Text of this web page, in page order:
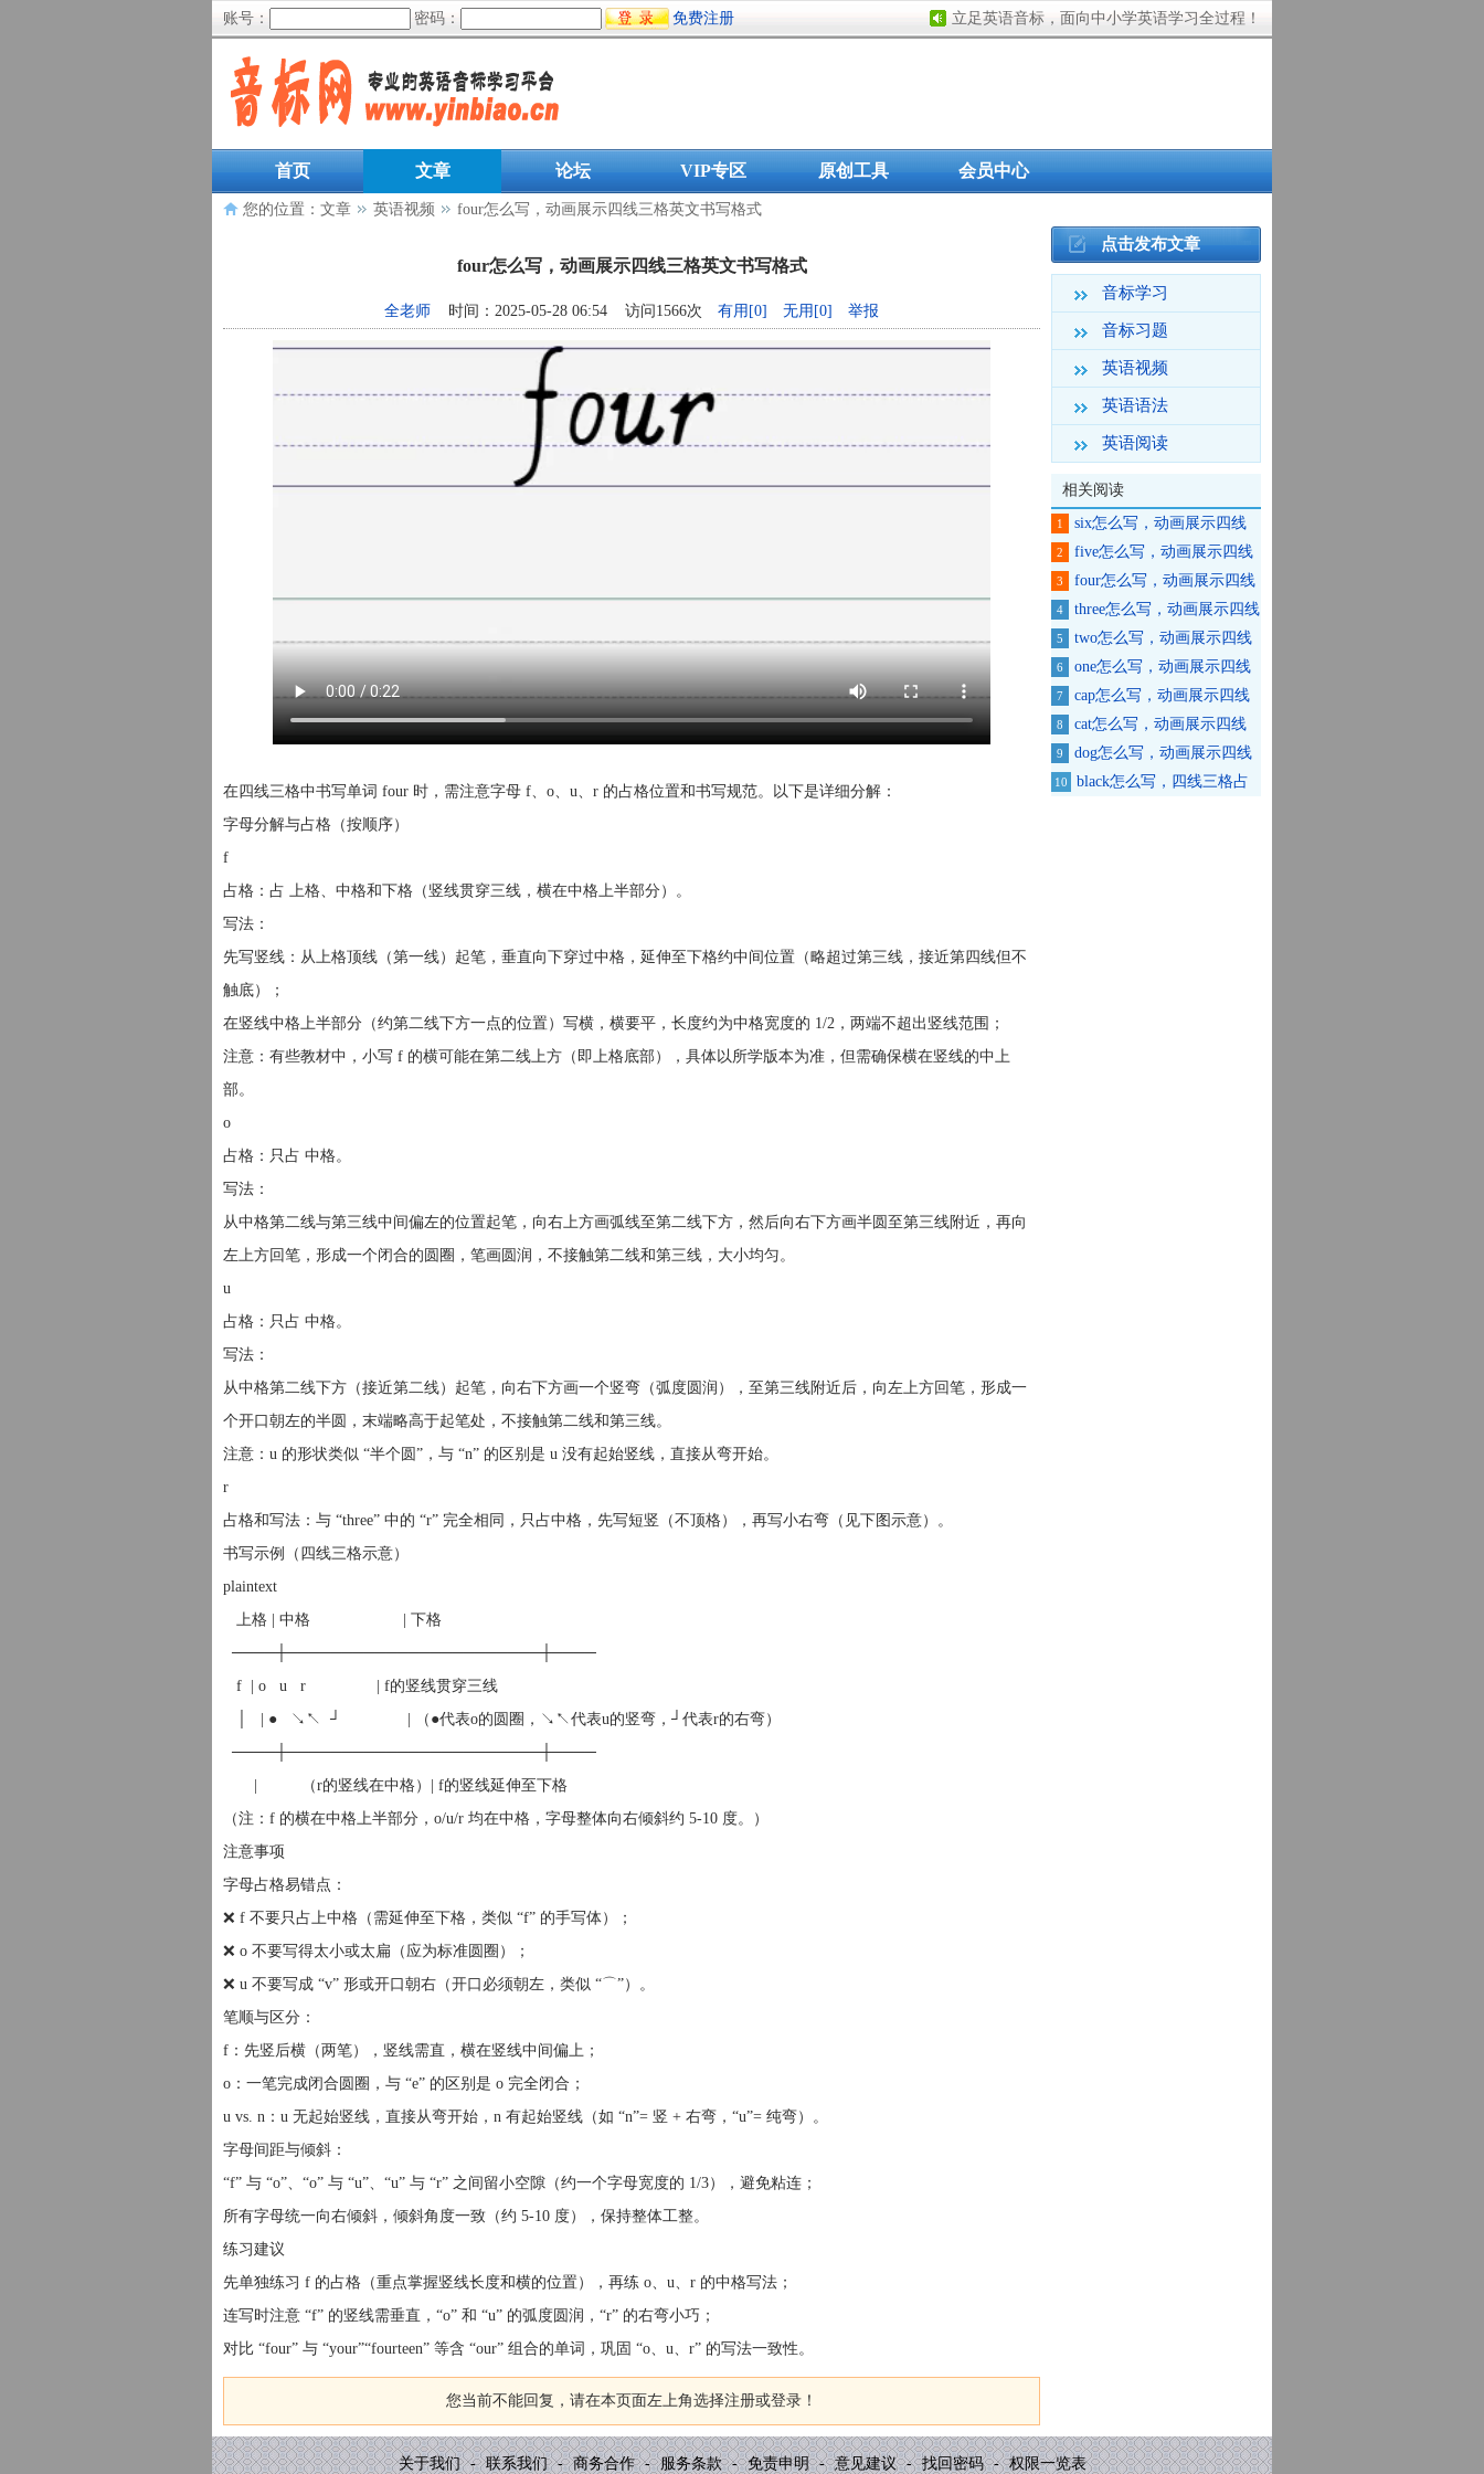
账号： 密码： 免费注册 立足英语音标，面向中小学英语学习全过程！
首页 文章 论坛 VIP专区 原创工具 会员中心
您的位置： 文章 英语视频 four怎么写，动画展示四线三格英文书写格式
four怎么写，动画展示四线三格英文书写格式
全老师 时间：2025-05-28 06:54 访问1566次 有用[0] 无用[0] 举报
在四线三格中书写单词 four 时，需注意字母 f、o、u、r 的占格位置和书写规范。以下是详细分解：
字母分解与占格（按顺序）
f
占格：占 上格、中格和下格（竖线贯穿三线，横在中格上半部分）。
写法：
先写竖线：从上格顶线（第一线）起笔，垂直向下穿过中格，延伸至下格约中间位置（略超过第三线，接近第四线但不
触底）；
在竖线中格上半部分（约第二线下方一点的位置）写横，横要平，长度约为中格宽度的 1/2，两端不超出竖线范围；
注意：有些教材中，小写 f 的横可能在第二线上方（即上格底部），具体以所学版本为准，但需确保横在竖线的中上
部。
o
占格：只占 中格。
写法：
从中格第二线与第三线中间偏左的位置起笔，向右上方画弧线至第二线下方，然后向右下方画半圆至第三线附近，再向
左上方回笔，形成一个闭合的圆圈，笔画圆润，不接触第二线和第三线，大小均匀。
u
占格：只占 中格。
写法：
从中格第二线下方（接近第二线）起笔，向右下方画一个竖弯（弧度圆润），至第三线附近后，向左上方回笔，形成一
个开口朝左的半圆，末端略高于起笔处，不接触第二线和第三线。
注意：u 的形状类似 “半个圆”，与 “n” 的区别是 u 没有起始竖线，直接从弯开始。
r
占格和写法：与 “three” 中的 “r” 完全相同，只占中格，先写短竖（不顶格），再写小右弯（见下图示意）。
书写示例（四线三格示意）
plaintext
上格 | 中格 | 下格
────┼───────────────────────┼────
f | o u r | f的竖线贯穿三线
│ | ● ↘↖ ┘ | （●代表o的圆圈，↘↖代表u的竖弯，┘代表r的右弯）
────┼───────────────────────┼────
| （r的竖线在中格）| f的竖线延伸至下格
（注：f 的横在中格上半部分，o/u/r 均在中格，字母整体向右倾斜约 5-10 度。）
注意事项
字母占格易错点：
❌ f 不要只占上中格（需延伸至下格，类似 “f” 的手写体）；
❌ o 不要写得太小或太扁（应为标准圆圈）；
❌ u 不要写成 “v” 形或开口朝右（开口必须朝左，类似 “⌒”）。
笔顺与区分：
f：先竖后横（两笔），竖线需直，横在竖线中间偏上；
o：一笔完成闭合圆圈，与 “e” 的区别是 o 完全闭合；
u vs. n：u 无起始竖线，直接从弯开始，n 有起始竖线（如 “n”= 竖 + 右弯，“u”= 纯弯）。
字母间距与倾斜：
“f” 与 “o”、“o” 与 “u”、“u” 与 “r” 之间留小空隙（约一个字母宽度的 1/3），避免粘连；
所有字母统一向右倾斜，倾斜角度一致（约 5-10 度），保持整体工整。
练习建议
先单独练习 f 的占格（重点掌握竖线长度和横的位置），再练 o、u、r 的中格写法；
连写时注意 “f” 的竖线需垂直，“o” 和 “u” 的弧度圆润，“r” 的右弯小巧；
对比 “four” 与 “your”“fourteen” 等含 “our” 组合的单词，巩固 “o、u、r” 的写法一致性。
您当前不能回复，请在本页面左上角选择注册或登录！
点击发布文章
音标学习
音标习题
英语视频
英语语法
英语阅读
相关阅读
1
six怎么写，动画展示四线
三格英文书写格式
2
five怎么写，动画展示四线
三格英文书写格式
3
four怎么写，动画展示四线
三格英文书写格式
4
three怎么写，动画展示四线
三格英文书写格式
5
two怎么写，动画展示四线
三格英文书写格式
6
one怎么写，动画展示四线
三格英文书写格式
7
cap怎么写，动画展示四线
三格英文书写格式
8
cat怎么写，动画展示四线
三格英文书写格式
9
dog怎么写，动画展示四线
三格英文书写格式
10
black怎么写，四线三格占
关于我们 - 联系我们 - 商务合作 - 服务条款 - 免责申明 - 意见建议 - 找回密码 - 权限一览表